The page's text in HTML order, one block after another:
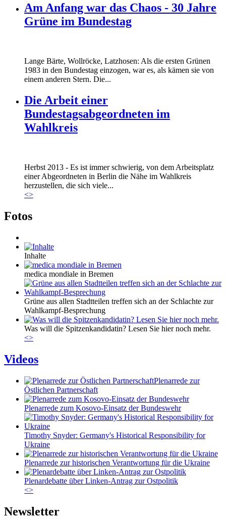
Am Anfang war das Chaos - 30 Jahre
Grüne im Bundestag
Lange Bärte, Wollröcke, Latzhosen: Als die ersten Grünen
1983 in den Bundestag einzogen, war es, als kämen sie von
einem anderen Stern. Die...
Die Arbeit einer
Bundestagsabgeordneten im
Wahlkreis
Marie_und_Wahlkreis.jpg
Marie_und_Wahlkreis.jpg
Herbst 2013 - Es ist immer schwierig, von dem Arbeitsplatz
einer Abgeordneten in Berlin die Nähe im Wahlkreis
herzustellen, die sich viele...
<>
Fotos
Inhalte
medica mondiale in Bremen
Grüne aus allen Stadtteilen treffen sich an der Schlachte zur
Wahlkampf-Besprechung
Was will die Spitzenkandidatin? Lesen Sie hier noch mehr.
<>
Videos
Plenarrede zur
Östlichen Partnerschaft
Plenarrede zum Kosovo-Einsatz der Bundeswehr
Timothy Snyder: Germany's Historical Responsibility for
Ukraine
Plenarrede zur historischen Verantwortung für die Ukraine
Plenardebatte über Linken-Antrag zur Ostpolitik
<>
Newsletter